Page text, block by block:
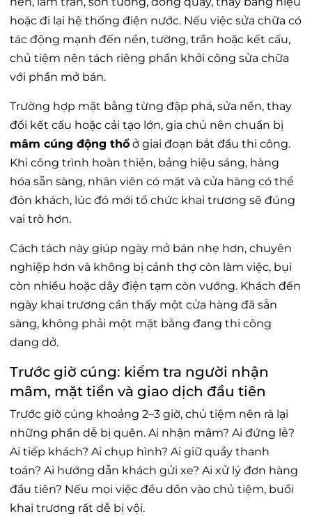
hoặc đi lại hệ thống điện nước. Nếu việc sửa chữa có
tác động mạnh đến nền, tường, trần hoặc kết cấu,
chủ tiệm nên tách riêng phần khởi công sửa chữa
với phần mở bán.
Trường hợp mặt bằng từng đập phá, sửa nền, thay
đổi kết cấu hoặc cải tạo lớn, gia chủ nên chuẩn bị
mâm cúng động thổ ở giai đoạn bắt đầu thi công.
Khi công trình hoàn thiện, bảng hiệu sáng, hàng
hóa sẵn sàng, nhân viên có mặt và cửa hàng có thể
đón khách, lúc đó mới tổ chức khai trương sẽ đúng
vai trò hơn.
Cách tách này giúp ngày mở bán nhẹ hơn, chuyên
nghiệp hơn và không bị cảnh thợ còn làm việc, bụi
còn nhiều hoặc dây điện tạm còn vướng. Khách đến
ngày khai trương cần thấy một cửa hàng đã sẵn
sàng, không phải một mặt bằng đang thi công
dang dở.
Trước giờ cúng: kiểm tra người nhận
mâm, mặt tiền và giao dịch đầu tiên
Trước giờ cúng khoảng 2–3 giờ, chủ tiệm nên rà lại
những phần dễ bị quên. Ai nhận mâm? Ai đứng lễ?
Ai tiếp khách? Ai chụp hình? Ai giữ quầy thanh
toán? Ai hướng dẫn khách gửi xe? Ai xử lý đơn hàng
đầu tiên? Nếu mọi việc đều dồn vào chủ tiệm, buổi
khai trương rất dễ bị vội.